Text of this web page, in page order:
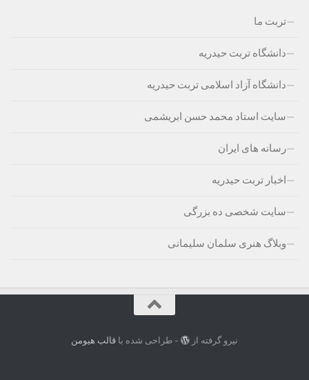
تربت ما
دانشگاه تربت حیدریه
دانشگاه آزاد اسلامی تربت حیدریه
سایت استاد محمد حسن ابریشمی
رسانه های ایران
اخبار تربت حیدریه
سایت شخصی ده بزرگی
وبلاگ هنری سلمان سلیمانی
نیرو گرفته از - طراحی شده باقالب هیومن